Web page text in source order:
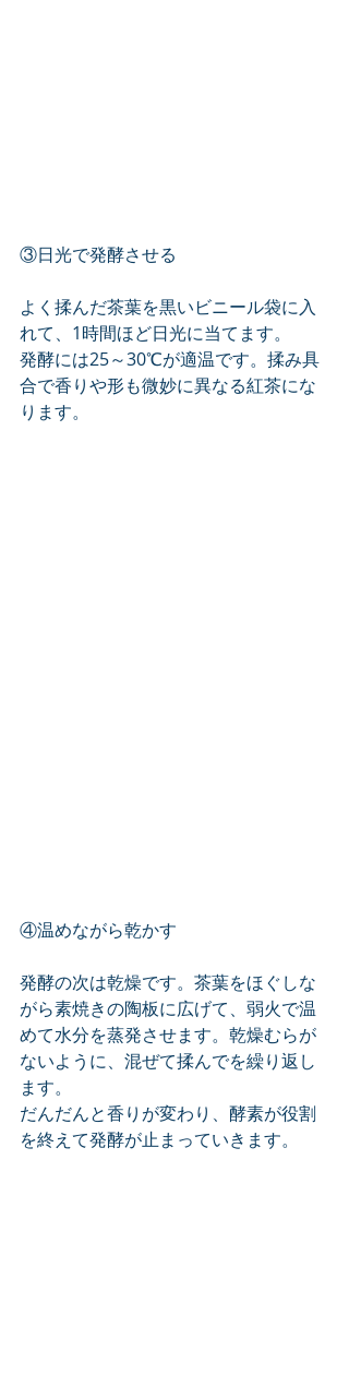
③日光で発酵させる
よく揉んだ茶葉を黒いビニール袋に入
れて、1時間ほど日光に当てます。
発酵には25～30℃が適温です。揉み具
合で香りや形も微妙に異なる紅茶にな
ります。
④温めながら乾かす
発酵の次は乾燥です。茶葉をほぐしな
がら素焼きの陶板に広げて、弱火で温
めて水分を蒸発させます。乾燥むらが
ないように、混ぜて揉んでを繰り返し
ます。
だんだんと香りが変わり、酵素が役割
を終えて発酵が止まっていきます。